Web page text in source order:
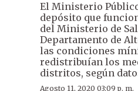
El Ministerio
depósito que
del Ministerio de
Departamento de
las condiciones
redistribuían los
distritos, según
Agosto 11, 2020 03:09 p. m.